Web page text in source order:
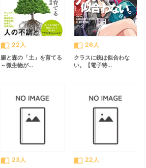
import_contacts 22人
腸と森の「土」を育てる
～微生物が...
import_contacts 26人
クラスに銃は似合わな
い。【電子特...
import_contacts 23人 import_contacts 22人